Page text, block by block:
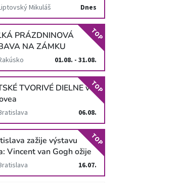
Mikuláš Dnes
PRÁZDNINOVÁ
NA ZÁMKU
HOF
01.08. - 31.08.
TOP
TVORIVÉ DIELNE v
06.08.
TOP
zažije výstavu
Vincent van Gogh ožije
imerzívnej šou!16.07.
TOP